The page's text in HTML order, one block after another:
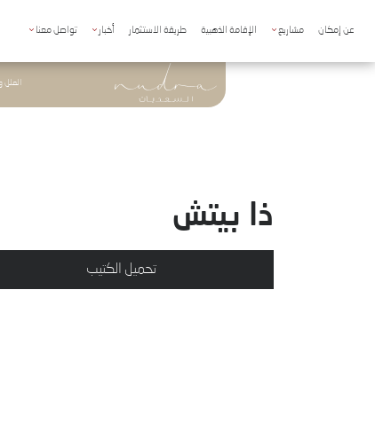
Main navigation
عن إمكان مشاريع الإقامة الذهبية طريقة الاستثمار أخبار تواصل معنا
ذا بيتش
تحميل الكتيب